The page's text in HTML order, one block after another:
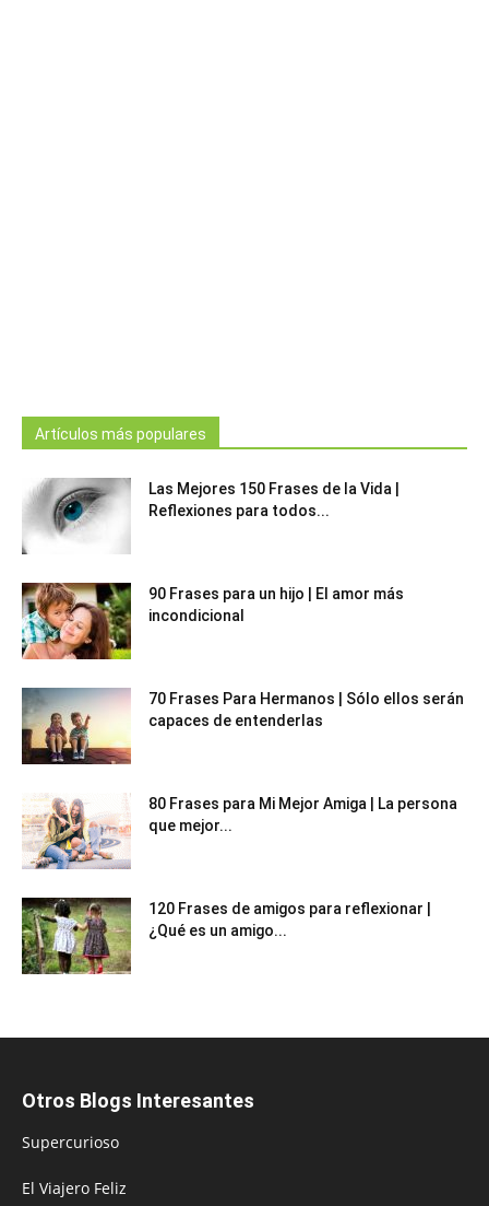
Artículos más populares
Las Mejores 150 Frases de la Vida |
Reflexiones para todos...
90 Frases para un hijo | El amor más
incondicional
70 Frases Para Hermanos | Sólo ellos serán
capaces de entenderlas
80 Frases para Mi Mejor Amiga | La persona
que mejor...
120 Frases de amigos para reflexionar |
¿Qué es un amigo...
Otros Blogs Interesantes
Supercurioso
El Viajero Feliz